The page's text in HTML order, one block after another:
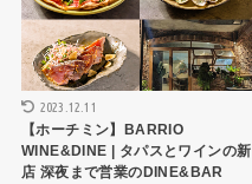
2023.12.11
【ホーチミン】BARRIO
WINE&DINE | タパスとワインの新
店 深夜まで営業のDINE&BAR